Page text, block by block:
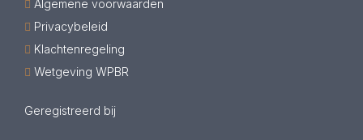
Algemene voorwaarden
Privacybeleid
Klachtenregeling
Wetgeving WPBR
Geregistreerd bij